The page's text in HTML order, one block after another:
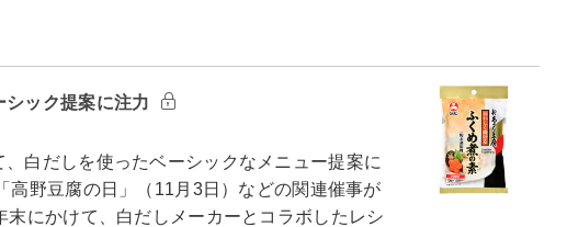
ック提案に注力
白だしを使ったベーシックなメニュー提案に
野豆腐の日」（11月3日）などの関連催事が
にかけて、白だしメーカーとコラボしたレシ